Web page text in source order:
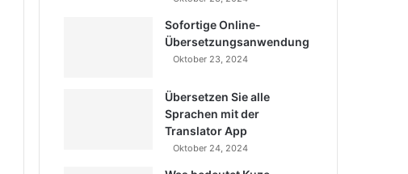
Sofortige Online-
Übersetzungsanwendung
Oktober 23, 2024
Übersetzen Sie alle
Sprachen mit der
Translator App
Oktober 24, 2024